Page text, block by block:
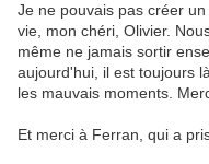
Je ne pouvais pas créer
vie, mon chéri, Olivier.
même ne jamais sortir
aujourd'hui, il est toujours
les mauvais moments.
Et merci à Ferran, qui a